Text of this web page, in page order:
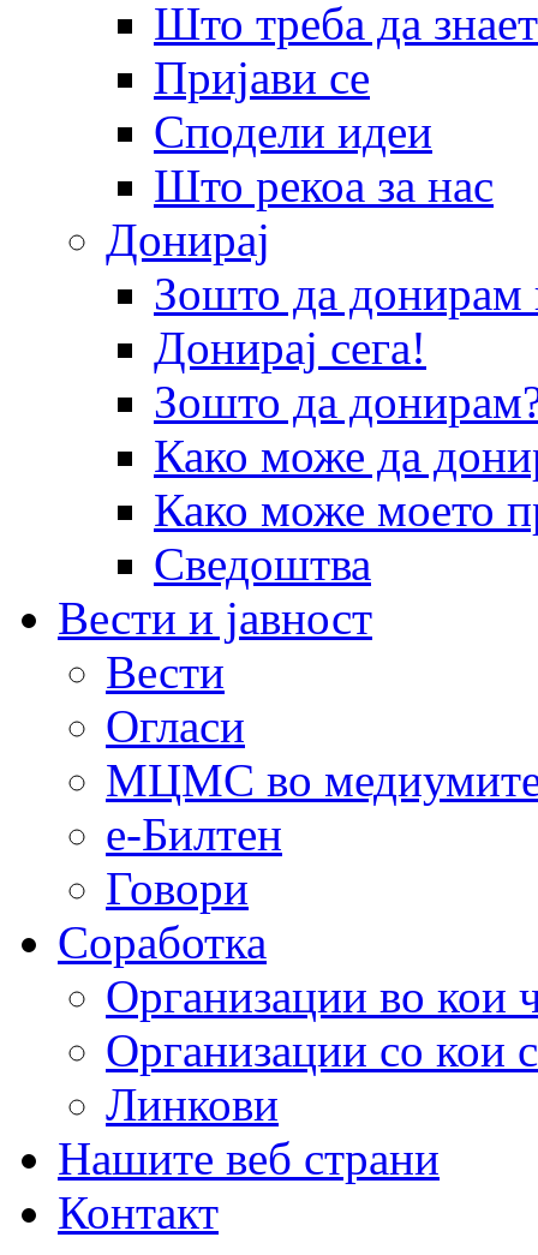
Што треба да
Пријави се
Сподели идеи
Што рекоа за нас
Донирај
Зошто да
Донирај сега!
Зошто да
Како може да
Како може моето
Сведоштва
Вести и јавност
Вести
Огласи
МЦМС во
е-Билтен
Говори
Соработка
Организации во кои
Организации со кои
Линкови
Нашите веб страни
Контакт